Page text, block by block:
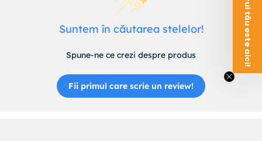
Suntem în căutarea stelelor!
Spune-ne ce crezi despre produs
Fii primul care scrie un review!